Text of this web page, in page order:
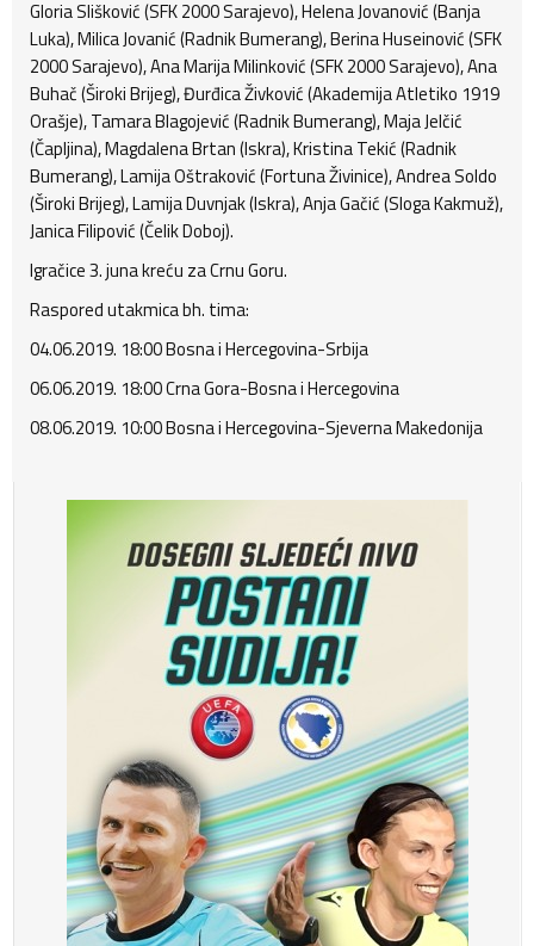
Gloria Slišković (SFK 2000 Sarajevo), Helena Jovanović (Banja
Luka), Milica Jovanić (Radnik Bumerang), Berina Huseinović (SFK
2000 Sarajevo), Ana Marija Milinković (SFK 2000 Sarajevo), Ana
Buhač (Široki Brijeg), Đurđica Živković (Akademija Atletiko 1919
Orašje), Tamara Blagojević (Radnik Bumerang), Maja Jelčić
(Čapljina), Magdalena Brtan (Iskra), Kristina Tekić (Radnik
Bumerang), Lamija Oštraković (Fortuna Živinice), Andrea Soldo
(Široki Brijeg), Lamija Duvnjak (Iskra), Anja Gačić (Sloga Kakmuž),
Janica Filipović (Čelik Doboj).
Igračice 3. juna kreću za Crnu Goru.
Raspored utakmica bh. tima:
04.06.2019. 18:00 Bosna i Hercegovina-Srbija
06.06.2019. 18:00 Crna Gora-Bosna i Hercegovina
08.06.2019. 10:00 Bosna i Hercegovina-Sjeverna Makedonija